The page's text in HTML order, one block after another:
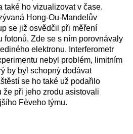
také ho vizualizovat v čase.
Hong-Ou-Mandelův
se již osvědčil při měření
fotonů. Zde se s ním porovnávaly
elektronu. Interferometr
nebyl problém, limitním
by byl schopný dodávat
se ho také už podařilo
při jeho zrodu asistovali
Fèveho týmu.